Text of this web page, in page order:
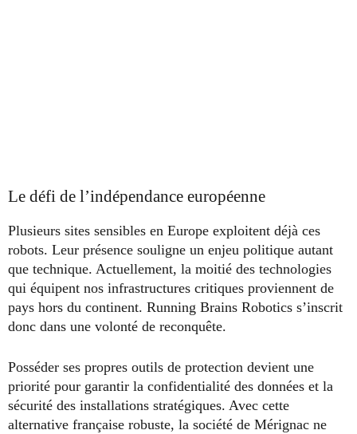
Le défi de l’indépendance européenne
Plusieurs sites sensibles en Europe exploitent déjà ces
robots. Leur présence souligne un enjeu politique autant
que technique. Actuellement, la moitié des technologies
qui équipent nos infrastructures critiques proviennent de
pays hors du continent. Running Brains Robotics s’inscrit
donc dans une volonté de reconquête.
Posséder ses propres outils de protection devient une
priorité pour garantir la confidentialité des données et la
sécurité des installations stratégiques. Avec cette
alternative française robuste, la société de Mérignac ne